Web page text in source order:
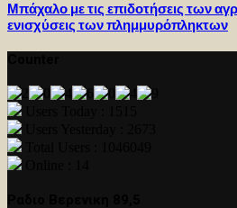
Μπάχαλο με τις επιδοτήσεις των
ενισχύσεις των πλημμυρόπληκτων